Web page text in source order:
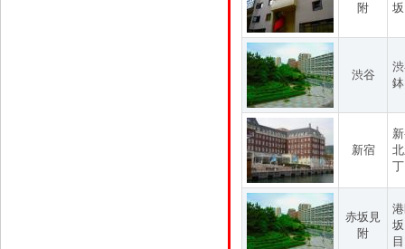
附
渋谷
新宿
赤坂見
附
目